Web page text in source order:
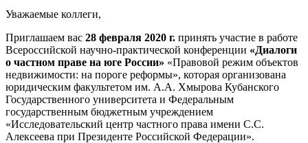
Уважаемые коллеги,
Приглашаем вас 28 февраля 2020 г. принять участие в работе
Всероссийской научно-практической конференции «Диалоги
о частном праве на юге России» «Правовой режим объектов
недвижимости: на пороге реформы», которая организована
юридическим факультетом им. А.А. Хмырова Кубанского
Государственного университета и Федеральным
государственным бюджетным учреждением
«Исследовательский центр частного права имени С.С.
Алексеева при Президенте Российской Федерации».